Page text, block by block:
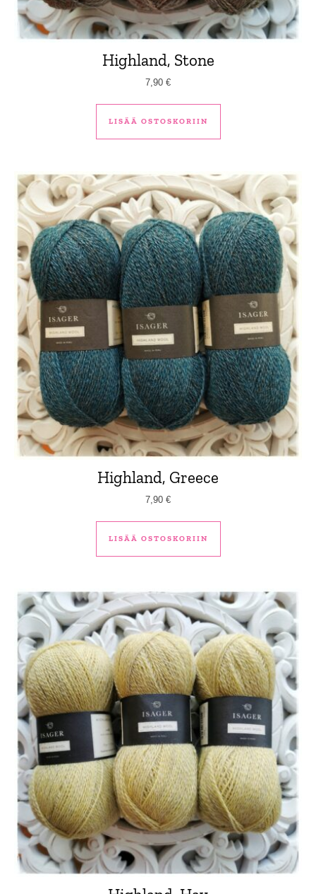
Highland, Stone
7,90 €
LISÄÄ OSTOSKORIIN
Highland, Greece
7,90 €
LISÄÄ OSTOSKORIIN